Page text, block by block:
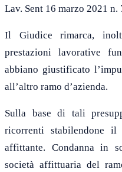
Lav. Sent 16 marzo 2021 n.
Il Giudice rimarca,
prestazioni lavorative
abbiano giustificato
all’altro ramo d’azienda.
Sulla base di tali
ricorrenti stabilendone il
affittante. Condanna in
società affittuaria del